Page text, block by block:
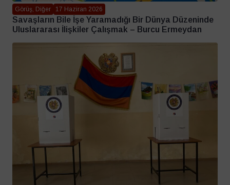
Görüş, Diğer 17 Haziran 2026
Savaşların Bile İşe Yaramadığı Bir Dünya Düzeninde
Uluslararası İlişkiler Çalışmak – Burcu Ermeydan